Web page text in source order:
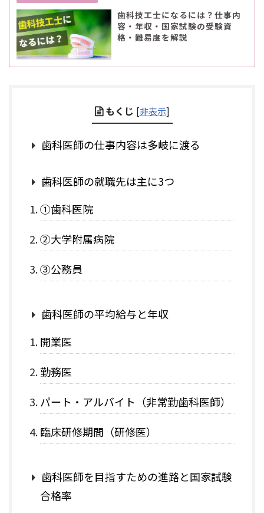
歯科技工士になるには？仕事内
容・年収・国家試験の受験資
格・難易度を解説
もくじ [非表示]
歯科医師の仕事内容は多岐に渡る
歯科医師の就職先は主に3つ
①歯科医院
②大学附属病院
③公務員
歯科医師の平均給与と年収
開業医
勤務医
パート・アルバイト（非常勤歯科医師）
臨床研修期間（研修医）
歯科医師を目指すための進路と国家試験
合格率